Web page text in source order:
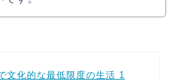
文化的な最低限度の生活 1